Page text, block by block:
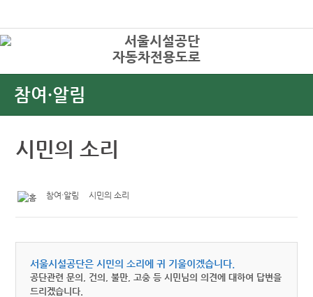
자동차전용도로
참여·알림
시민의 소리
참여·알림 시민의 소리
서울시설공단은 시민의 소리에 귀 기울이겠습니다.
공단관련 문의, 건의, 불만, 고충 등 시민님의 의견에 대하여 답변을
드리겠습니다.